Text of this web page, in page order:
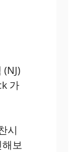
가
시
보